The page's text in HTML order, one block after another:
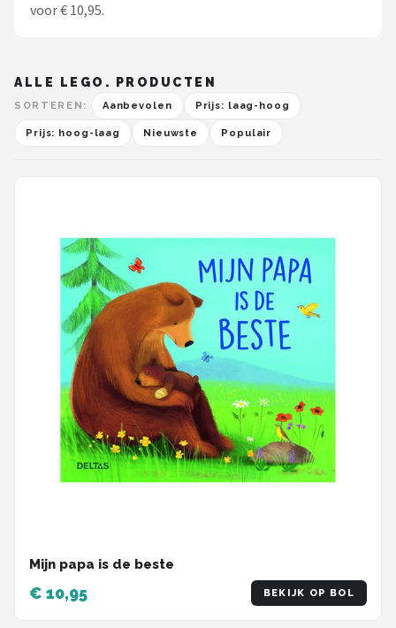
voor € 10,95.
ALLE LEGO. PRODUCTEN
SORTEREN: Aanbevolen Prijs: laag-hoog
Prijs: hoog-laag Nieuwste Populair
Mijn papa is de beste
€ 10,95 BEKIJK OP BOL